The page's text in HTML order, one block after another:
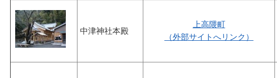
中津神社本殿
上高隈町
（外部サイトへリンク）